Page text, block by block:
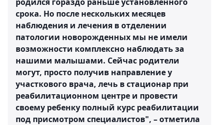
срока. Но после нескольких месяцев
наблюдения и лечения в отделении
патологии новорожденных мы не имели
возможности комплексно наблюдать за
нашими малышами. Сейчас родители
могут, просто получив направление у
участкового врача, лечь в стационар при
реабилитационном центре и провести
своему ребенку полный курс реабилитации
под присмотром специалистов", – отметила